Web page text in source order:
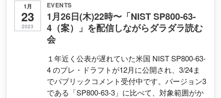
1月
23
2023
EVENTS
1月26日(木)22時〜「NIST SP800-63-
4（案）」を配信しながらダラダラ読む
会
１年近く公表が遅れていた米国 NIST SP800-63-
4 のプレ・ドラフトが12月に公開され、3/24ま
でパブリックコメント受付中です。バージョン3
である「SP800-63-3」に比べて、対象範囲がか